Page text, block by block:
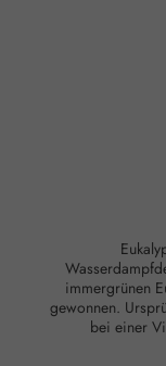
immergrünen
gewonnen.
bei einer